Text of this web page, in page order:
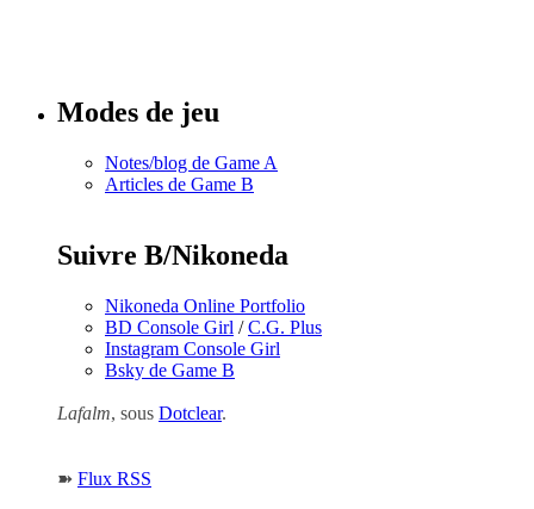
Modes de jeu
Notes/blog de Game A
Articles de Game B
Suivre B/Nikoneda
Nikoneda Online Portfolio
BD Console Girl /C.G. Plus
Instagram Console Girl
Bsky de Game B
Lafalm, sous Dotclear.
➽ Flux RSS